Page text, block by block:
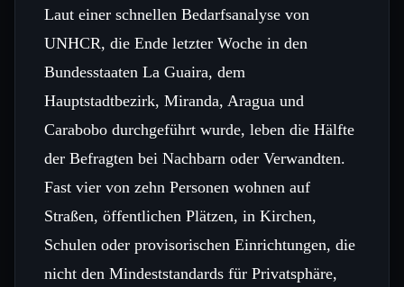
Laut einer schnellen Bedarfsanalyse von
UNHCR, die Ende letzter Woche in den
Bundesstaaten La Guaira, dem
Hauptstadtbezirk, Miranda, Aragua und
Carabobo durchgeführt wurde, leben die Hälfte
der Befragten bei Nachbarn oder Verwandten.
Fast vier von zehn Personen wohnen auf
Straßen, öffentlichen Plätzen, in Kirchen,
Schulen oder provisorischen Einrichtungen, die
nicht den Mindeststandards für Privatsphäre,